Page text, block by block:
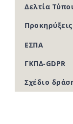
Δελτία
Προκηρύξεις
ΕΣΠΑ
ΓΚΠΔ-GDPR
Σχέδιο